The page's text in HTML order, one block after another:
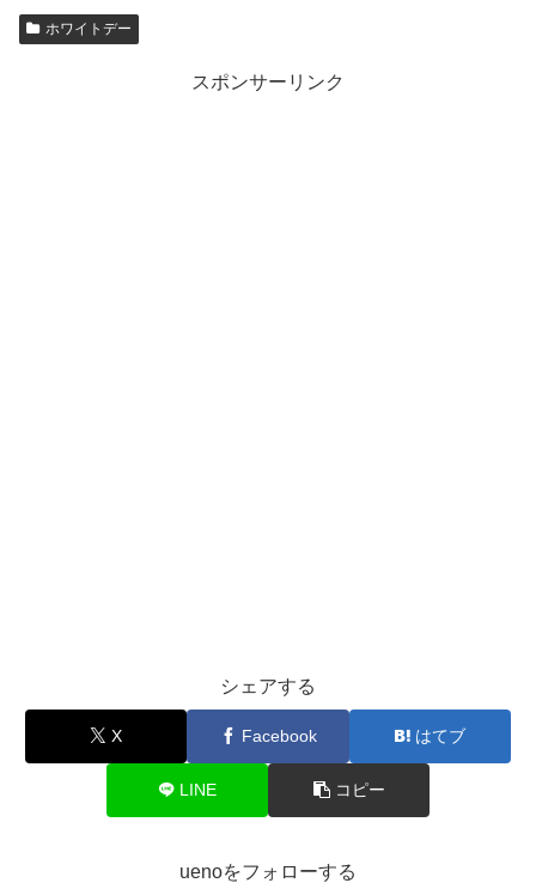
ホワイトデー
スポンサーリンク
シェアする
X Facebook はてブ
LINE コピー
uenoをフォローする